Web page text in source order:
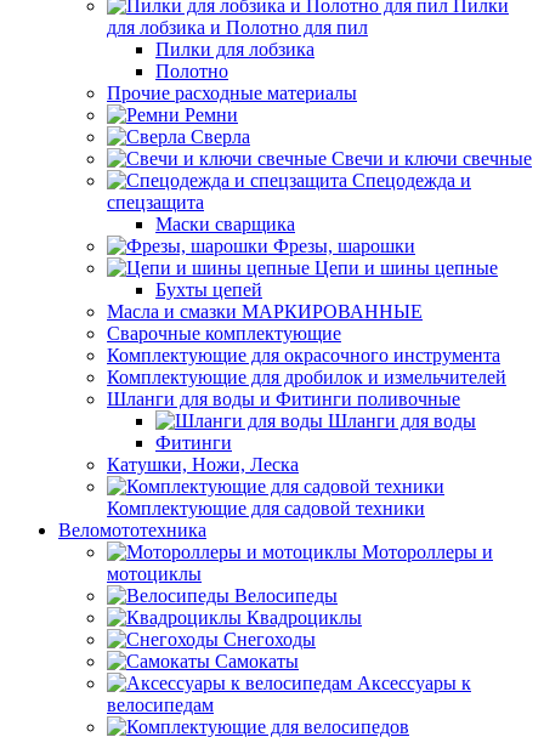
Пилки
для лобзика и Полотно для пил
Пилки для лобзика
Полотно
Прочие расходные материалы
Ремни
Сверла
Свечи и ключи свечные
Спецодежда и
спецзащита
Маски сварщика
Фрезы, шарошки
Цепи и шины цепные
Бухты цепей
Масла и смазки МАРКИРОВАННЫЕ
Сварочные комплектующие
Комплектующие для окрасочного инструмента
Комплектующие для дробилок и измельчителей
Шланги для воды и Фитинги поливочные
Шланги для воды
Фитинги
Катушки, Ножи, Леска
Комплектующие для садовой техники
Веломототехника
Мотороллеры и
мотоциклы
Велосипеды
Квадроциклы
Снегоходы
Самокаты
Аксессуары к
велосипедам